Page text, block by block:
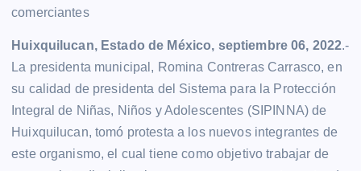
comerciantes
Huixquilucan, Estado de México, septiembre 06, 2022.-
La presidenta municipal, Romina Contreras Carrasco, en
su calidad de presidenta del Sistema para la Protección
Integral de Niñas, Niños y Adolescentes (SIPINNA) de
Huixquilucan, tomó protesta a los nuevos integrantes de
este organismo, el cual tiene como objetivo trabajar de